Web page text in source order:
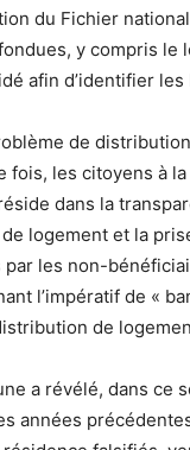
du Fichier
y compris le
afin d’identifier
de
fois, les citoyens à
dans la
logement et la
les non-
l’impératif de «
de
a révélé, dans ce
années